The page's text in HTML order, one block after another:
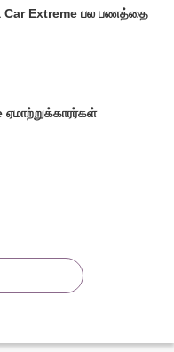
Car Extreme பல பணத்தை